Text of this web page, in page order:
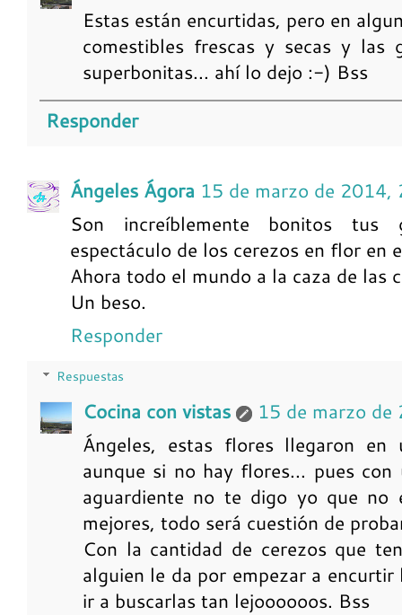
Estas están encurtidas, pero en
comestibles frescas y secas y las
superbonitas... ahí lo dejo :-) Bss
Responder
Ángeles Ágora 15 de marzo de 2014,
Son increíblemente bonitos
espectáculo de los cerezos en flor en
Ahora todo el mundo a la caza de las
Un beso.
Responder
Respuestas
Cocina con vistas
15 de marzo
Ángeles, estas flores llegaron en
aunque si no hay flores... pues con
aguardiente no te digo yo que no
mejores, todo será cuestión de
Con la cantidad de cerezos que
alguien le da por empezar a
ir a buscarlas tan lejoooooos. Bss